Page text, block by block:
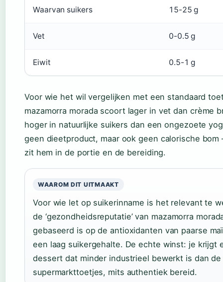
Waarvan suikers 15-25 g
Vet 0-0.5 g
Eiwit 0.5-1 g
Voor wie het wil vergelijken met een standaard
mazamorra morada scoort lager in vet dan crème
hoger in natuurlijke suikers dan een ongezoete
geen dieetproduct, maar ook geen calorische
zit hem in de portie en de bereiding.
WAAROM DIT UITMAAKT
Voor wie let op suikerinname is het relevant te
de ‘gezondheidsreputatie’ van mazamorra
gebaseerd is op de antioxidanten van paarse
een laag suikergehalte. De echte winst: je krijgt
dessert dat minder industrieel bewerkt is dan
supermarkttoetjes, mits authentiek bereid.